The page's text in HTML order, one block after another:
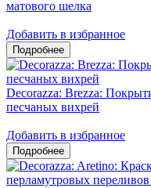
матового шелка
Добавить в избранное
Decorazza: Brezza:
песчаных вихрей
Добавить в избранное